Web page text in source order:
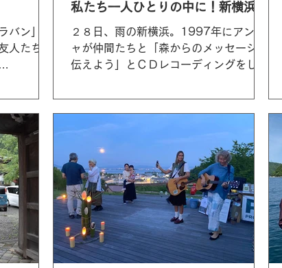
バン」を
人たち、
バン」に
くださ
5月21日
ヤ...
私たち一人ひとりの中に！新横浜で
集大成のトーク＆ライブ
２８日、雨の新横浜。1997年にアンニ
ャが仲間たちと「森からのメッセージを
伝えよう」とＣＤレコーディングをした
ャラバン」集大成のトーク＆ライブが開
催されました。ここは生活クラブ神奈川
が「平和で健康な生活と豊かな文化を手
にしたい」と希望して...